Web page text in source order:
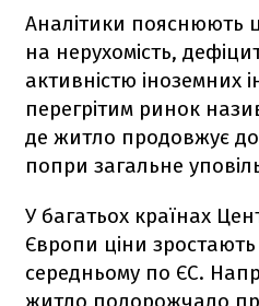
Аналітики пояснюють
на нерухомість,
активністю іноземних
перегрітим ринок
де житло продовжує
попри загальне
У багатьох країнах
Європи ціни
середньому по ЄС.
житло подорожчало